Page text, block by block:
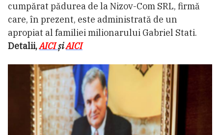
cumpărat pădurea de la Nizov-Com SRL, firmă
care, în prezent, este administrată de un
apropiat al familiei milionarului Gabriel Stati.
Detalii,AICIșiAICI